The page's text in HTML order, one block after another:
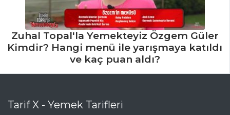
Zuhal Topal'la Yemekteyiz Özgem Güler
Kimdir? Hangi menü ile yarışmaya katıldı
ve kaç puan aldı?
Tarif X - Yemek Tarifleri